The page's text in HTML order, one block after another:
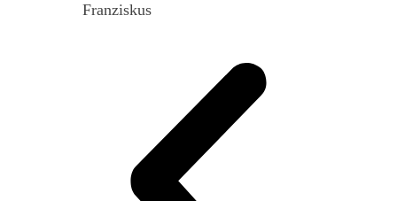
Franziskus